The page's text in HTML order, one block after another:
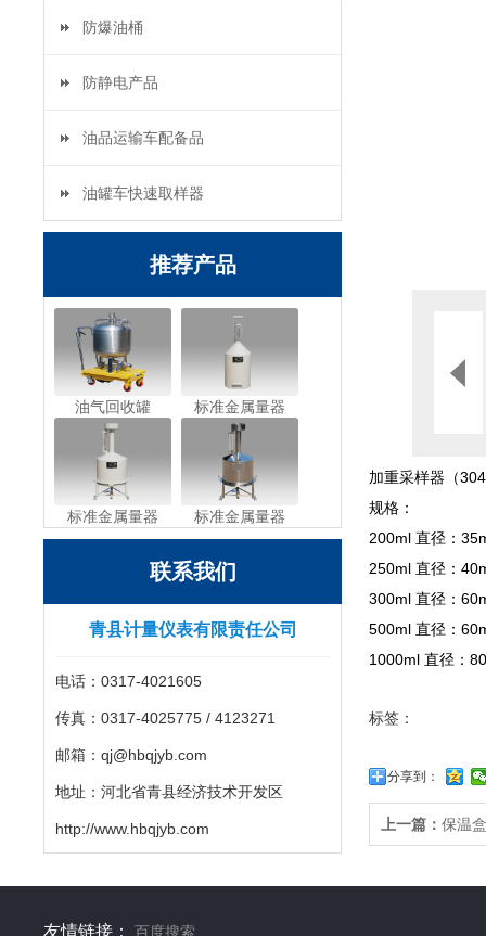
防爆油桶
防静电产品
油品运输车配备品
油罐车快速取样器
推荐产品
油气回收罐 标准金属量器
标准金属量器 标准金属量器
联系我们
青县计量仪表有限责任公司
电话：0317-4021605
传真：0317-4025775 / 4123271
邮箱：qj@hbqjyb.com
地址：河北省青县经济技术开发区
http://www.hbqjyb.com
加重采样器（
规格：
200ml 直径：
250ml 直径：
300ml 直径：
500ml 直径：
1000ml 直径：
标签：
分享到：
上一篇： 保温盒
友情链接： 百度搜索